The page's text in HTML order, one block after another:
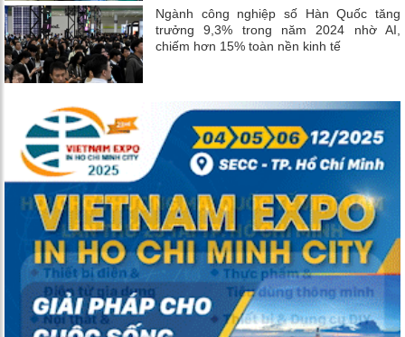
Ngành công nghiệp số Hàn Quốc tăng
trưởng 9,3% trong năm 2024 nhờ AI,
chiếm hơn 15% toàn nền kinh tế